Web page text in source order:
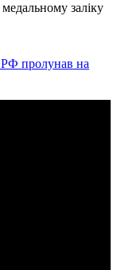
заліку
РФ пролунав на